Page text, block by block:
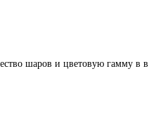
шаров и цветовую гамму в в